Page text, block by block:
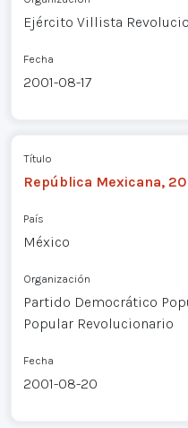
Ejército Villista
Fecha
2001-08-17
Título
República Mexicana,
País
México
Organización
Partido Democrático
Popular Revolucionario
Fecha
2001-08-20